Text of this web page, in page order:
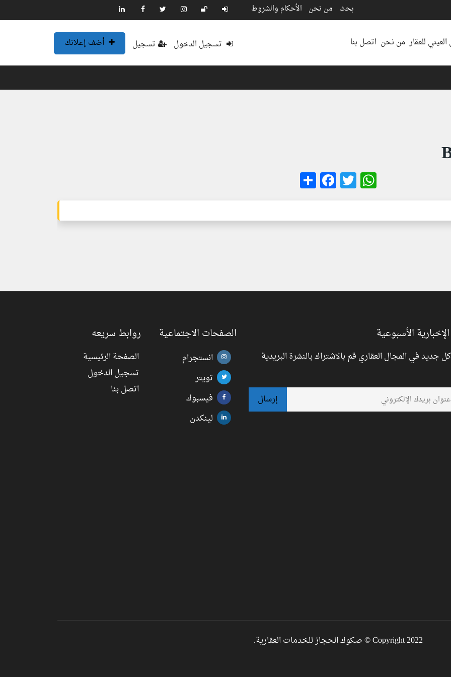
بحث من نحن الأحكام والشروط
للعقار من نحن اتصل بنا تسجيل الدخول تسجيل أضف إعلانك
WhatsApp
Twitter
Facebook
الأسبوعية
جديد في المجال العقاري قم بالاشتراك بالنشرة البريدية
الصفحات الاجتماعية
انستجرام
تويتر
فيسبوك
لينكدن
روابط سريعه
الصفحة الرئيسية
تسجيل الدخول
اتصل بنا
Copyright 2022 © صكوك الحجاز للخدمات العقارية.